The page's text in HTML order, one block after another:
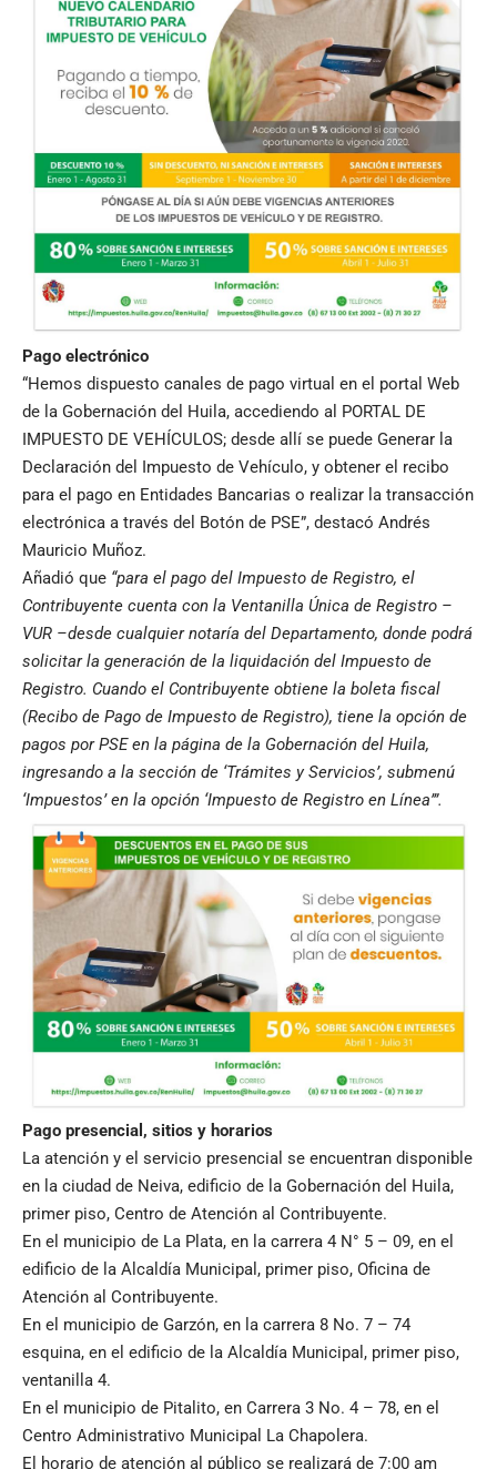
Pago electrónico
“Hemos dispuesto canales de pago virtual en el portal Web
de la Gobernación del Huila, accediendo al PORTAL DE
IMPUESTO DE VEHÍCULOS; desde allí se puede Generar la
Declaración del Impuesto de Vehículo, y obtener el recibo
para el pago en Entidades Bancarias o realizar la transacción
electrónica a través del Botón de PSE”, destacó Andrés
Mauricio Muñoz.
Añadió que “para el pago del Impuesto de Registro, el
Contribuyente cuenta con la Ventanilla Única de Registro –
VUR –desde cualquier notaría del Departamento, donde podrá
solicitar la generación de la liquidación del Impuesto de
Registro. Cuando el Contribuyente obtiene la boleta fiscal
(Recibo de Pago de Impuesto de Registro), tiene la opción de
pagos por PSE en la página de la Gobernación del Huila,
ingresando a la sección de ‘Trámites y Servicios’, submenú
‘Impuestos’ en la opción ‘Impuesto de Registro en Línea’”.
Pago presencial, sitios y horarios
La atención y el servicio presencial se encuentran disponible
en la ciudad de Neiva, edificio de la Gobernación del Huila,
primer piso, Centro de Atención al Contribuyente.
En el municipio de La Plata, en la carrera 4 N° 5 – 09, en el
edificio de la Alcaldía Municipal, primer piso, Oficina de
Atención al Contribuyente.
En el municipio de Garzón, en la carrera 8 No. 7 – 74
esquina, en el edificio de la Alcaldía Municipal, primer piso,
ventanilla 4.
En el municipio de Pitalito, en Carrera 3 No. 4 – 78, en el
Centro Administrativo Municipal La Chapolera.
El horario de atención al público se realizará de 7:00 am